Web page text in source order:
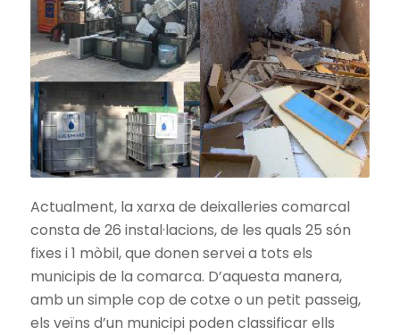
Actualment, la xarxa de deixalleries comarcal
consta de 26 instal·lacions, de les quals 25 són
fixes i 1 mòbil, que donen servei a tots els
municipis de la comarca. D’aquesta manera,
amb un simple cop de cotxe o un petit passeig,
els veïns d’un municipi poden classificar ells